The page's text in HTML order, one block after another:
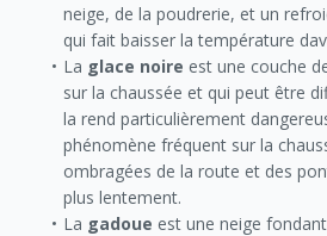
neige, de la poudrerie, et un
qui fait baisser la température
La glace noire est une couche
sur la chaussée et qui peut être
la rend particulièrement
phénomène fréquent sur la
ombragées de la route et des
plus lentement.
La gadoue est une neige